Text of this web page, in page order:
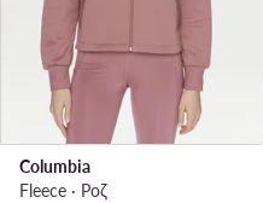
Columbia
Fleece · Ροζ